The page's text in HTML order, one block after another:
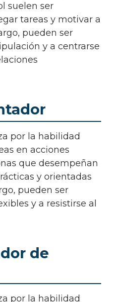
suelen ser
tareas y motivar a
pueden ser
y a centrarse
en acciones
que desempeñan
y orientadas
pueden ser
y a resistirse al
de